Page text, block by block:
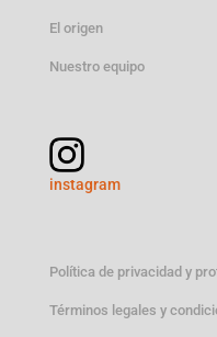
El origen
Nuestro equipo
instagram
Política de privacidad y
Términos legales y